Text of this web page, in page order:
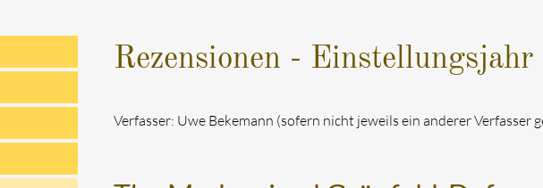
Rezensionen -
Verfasser: Uwe Bekemann (sofern nicht jeweils ein anderer Verfasser